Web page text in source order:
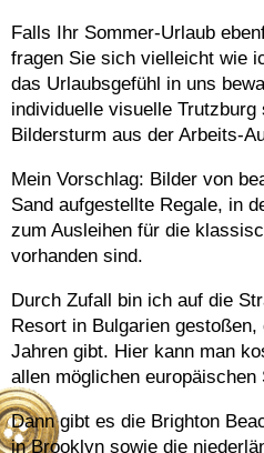
Falls Ihr Sommer-Urlaub
fragen Sie sich vielleicht wie
das Urlaubsgefühl in uns
individuelle visuelle Trutzburg
Bildersturm aus der Arbeits-
Mein Vorschlag: Bilder von
Sand aufgestellte Regale, in
zum Ausleihen für die
vorhanden sind.
Durch Zufall bin ich auf die
Resort in Bulgarien
Jahren gibt. Hier kann man
allen möglichen europäischen
Dann gibt es die Brighton
in Brooklyn sowie die